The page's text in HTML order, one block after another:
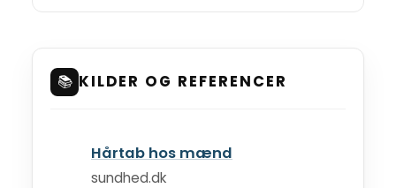
📚 KILDER OG REFERENCER
Hårtab hos mænd
sundhed.dk